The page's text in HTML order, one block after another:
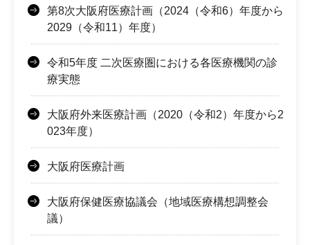
第8次大阪府医療計画（2024（令和6）年度から
2029（令和11）年度）
令和5年度 二次医療圏における各医療機関の診
療実態
大阪府外来医療計画（2020（令和2）年度から2
023年度）
大阪府医療計画
大阪府保健医療協議会（地域医療構想調整会
議）